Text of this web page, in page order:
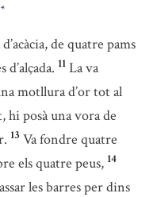
*
de quatre pams
11 La va
motllura d’or tot al
hi posà una vora de
13 Va fondre quatre
els quatre peus, 14
les barres per dins